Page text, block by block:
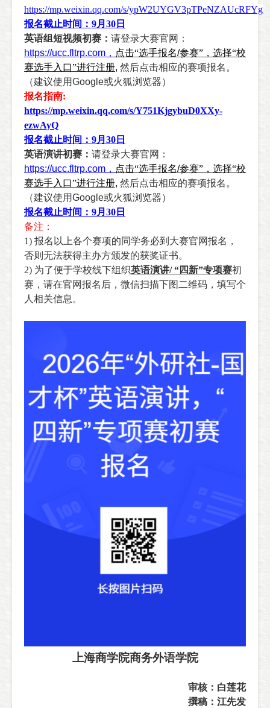
https://mp.weixin.qq.com/s/ypW2UYGV3pTPeNZAUcRFYg
报名截止时间： 9月 30 日
英语组短视频初赛： 请登录大赛官网：
https://ucc.fltrp.com ， 点击“选手报名/参赛”，选择“校
赛选手入口”进行注册, 然后点击相应的赛项报名。
（建议使用Google或火狐浏览器）
报名指南:
https://mp.weixin.qq.com/s/Y751KjgybuD0XXy-
ezwAyQ
报名截止时间： 9月 30 日
英语演讲初赛： 请登录大赛官网：
https://ucc.fltrp.com ， 点击“选手报名/参赛”，选择“校
赛选手入口”进行注册, 然后点击相应的赛项报名。
（建议使用Google或火狐浏览器）
报名截止时间： 9月 30 日
备注：
1) 报名以上各个赛项的同学务必到大赛官网报名，
否则无法获得主办方颁发的获奖证书。
2) 为了便于学校线下组织英语演讲/“四新”专项赛初
赛，请在官网报名后，微信扫描下图二维码，填写个
人相关信息。
上海商学院商务外语学院
审核：白莲花
撰稿：江先发